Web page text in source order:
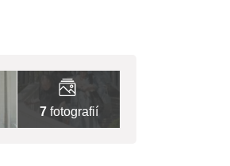
7fotografií